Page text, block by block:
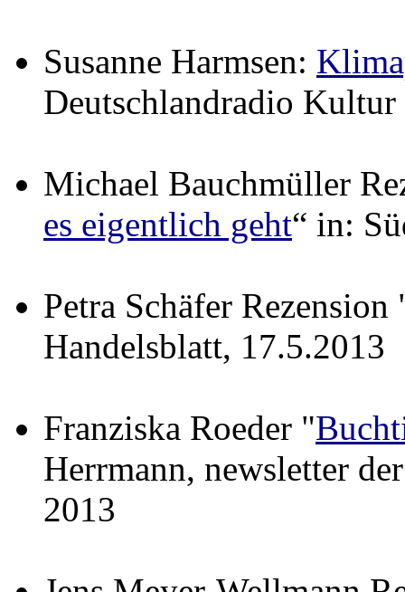
Susanne Harmsen:
Deutschlandradio
Michael Bauchmüller
es eigentlich geht“ in:
Petra Schäfer Rezension
Handelsblatt, 17.5.2013
Franziska Roeder "
Herrmann, newsletter
2013